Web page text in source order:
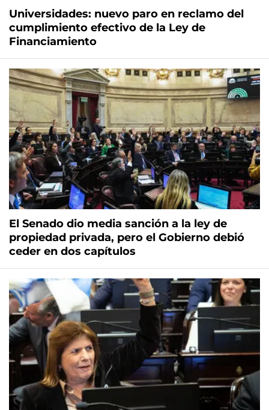
Universidades: nuevo paro en reclamo del
cumplimiento efectivo de la Ley de
Financiamiento
El Senado dio media sanción a la ley de
propiedad privada, pero el Gobierno debió
ceder en dos capítulos